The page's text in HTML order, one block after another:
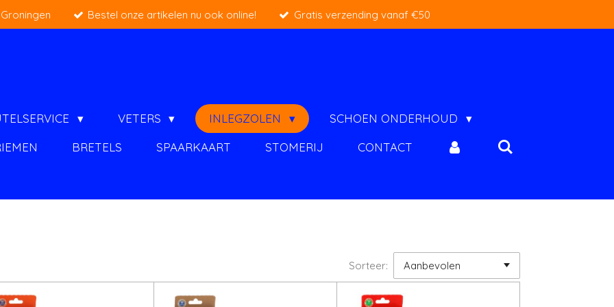
Bestel onze artikelen nu ook online! Gratis verzending vanaf €50
VETERS INLEGZOLEN
SCHOEN ONDERHOUD
BRETELS SPAARKAART STOMERIJ CONTACT
Sorteer: